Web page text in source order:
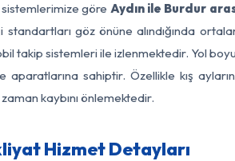
göre Aydın ile Burdur
standartları göz önüne alındığında
takip sistemleri ile izlenmektedir. Yol
aparatlarına sahiptir. Özellikle kış
kaybını önlemektedir.
Hizmet Detayları